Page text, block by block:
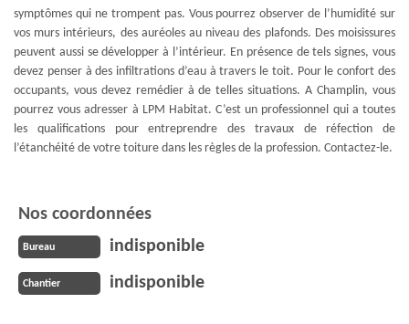
symptômes qui ne trompent pas. Vous pourrez observer de l’humidité sur
vos murs intérieurs, des auréoles au niveau des plafonds. Des moisissures
peuvent aussi se développer à l’intérieur. En présence de tels signes, vous
devez penser à des infiltrations d’eau à travers le toit. Pour le confort des
occupants, vous devez remédier à de telles situations. A Champlin, vous
pourrez vous adresser à LPM Habitat. C’est un professionnel qui a toutes
les qualifications pour entreprendre des travaux de réfection de
l’étanchéité de votre toiture dans les règles de la profession. Contactez-le.
Nos coordonnées
Bureau indisponible
Chantier indisponible